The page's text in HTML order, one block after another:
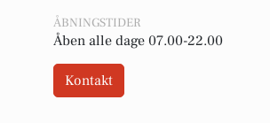
ÅBNINGSTIDER
Åben alle dage 07.00-22.00
Kontakt